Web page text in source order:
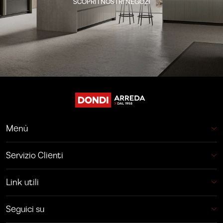
Menù
Servizio Clienti
Link utili
Seguici su